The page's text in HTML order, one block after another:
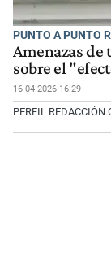
PUNTO A PUNTO
Amenazas de
sobre el
16-04-2026 16:29
PERFIL REDACCIÓN